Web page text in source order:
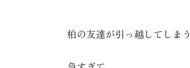
柏の友達が引っ越してしまう